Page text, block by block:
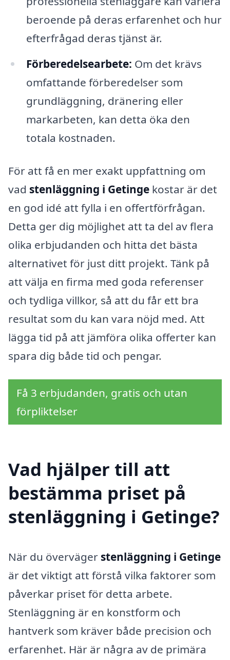
beroende på deras erfarenhet och hur
efterfrågad deras tjänst är.
Förberedelsearbete: Om det krävs
omfattande förberedelser som
grundläggning, dränering eller
markarbeten, kan detta öka den
totala kostnaden.
För att få en mer exakt uppfattning om
vad stenläggning i Getinge kostar är det
en god idé att fylla i en offertförfrågan.
Detta ger dig möjlighet att ta del av flera
olika erbjudanden och hitta det bästa
alternativet för just ditt projekt. Tänk på
att välja en firma med goda referenser
och tydliga villkor, så att du får ett bra
resultat som du kan vara nöjd med. Att
lägga tid på att jämföra olika offerter kan
spara dig både tid och pengar.
Få 3 erbjudanden, gratis och utan
förpliktelser
Vad hjälper till att
bestämma priset på
stenläggning i Getinge?
När du överväger stenläggning i Getinge
är det viktigt att förstå vilka faktorer som
påverkar priset för detta arbete.
Stenläggning är en konstform och
hantverk som kräver både precision och
erfarenhet. Här är några av de primära